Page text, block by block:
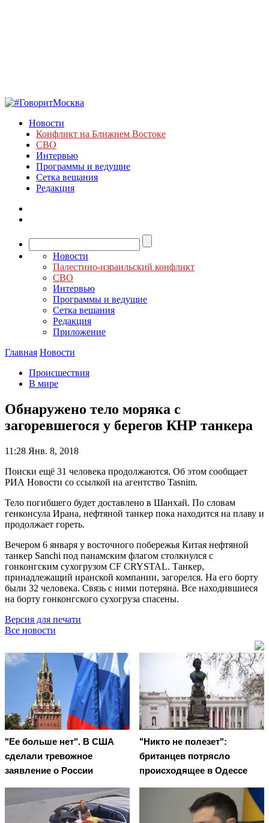
Новости
Конфликт на Ближнем Востоке
СВО
Интервью
Программы и ведущие
Сетка вещания
Редакция
Новости
Палестино-израильский конфликт
СВО
Интервью
Программы и ведущие
Сетка вещания
Редакция
Приложение
Главная Новости
Происшествия
В мире
Обнаружено тело моряка с
загоревшегося у берегов КНР танкера
11:28 Янв. 8, 2018
Поиски ещё 31 человека продолжаются. Об этом сообщает
РИА Новости со ссылкой на агентство Tasnim.
Тело погибшего будет доставлено в Шанхай. По словам
генконсула Ирана, нефтяной танкер пока находится на плаву и
продолжает гореть.
Вечером 6 января у восточного побережья Китая нефтяной
танкер Sanchi под панамским флагом столкнулся с
гонконгским сухогрузом CF CRYSTAL. Танкер,
принадлежащий иранской компании, загорелся. На его борту
были 32 человека. Связь с ними потеряна. Все находившиеся
на борту гонконгского сухогруза спасены.
Версия для печати
Все новости
"Ее больше нет". В США
сделали тревожное
заявление о России
"Никто не полезет":
британцев потрясло
происходящее в Одессе